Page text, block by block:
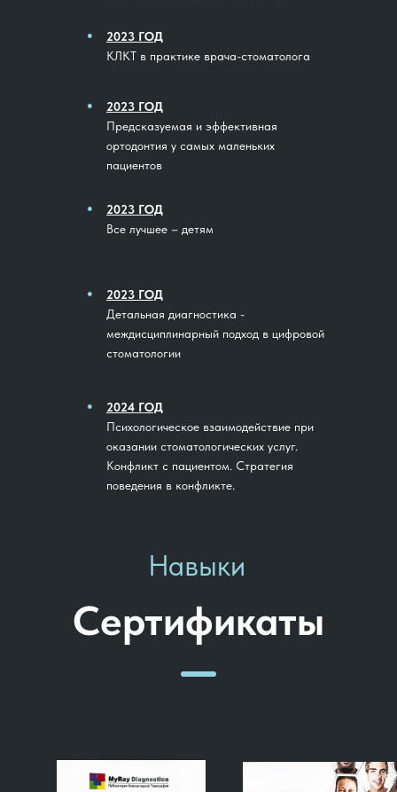
2023 ГОД
КЛКТ в практике врача-стоматолога
●
2023 ГОД
Все лучшее – детям
●
2023 ГОД
Детальная диагностика -
междисциплинарный подход в цифровой
стоматологии
●
2024 ГОД
Психологическое взаимодействие при
оказании стоматологических услуг.
Конфликт с пациентом. Стратегия
поведения в конфликте.
●
2023 ГОД
Предсказуемая и эффективная
ортодонтия у самых маленьких
пациентов
●
Навыки
Сертификаты